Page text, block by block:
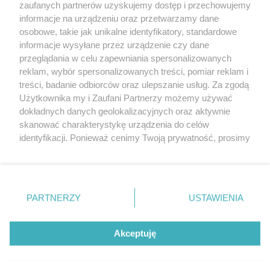
Skradzioną broń trzymał w mieszkaniu
POGODA
18℃
Zobacz prognozę na 3 dni
Copyright © 2022 Kurier Szczeciński sp. z o.o.
Wszelkie prawa zastrzeżone
Nota wydawnicza
Nota prawna
Polityka prywatności
Reklama
zaufanych partnerów uzyskujemy dostęp i przechowujemy
informacje na urządzeniu oraz przetwarzamy dane
osobowe, takie jak unikalne identyfikatory, standardowe
informacje wysyłane przez urządzenie czy dane
przeglądania w celu zapewniania spersonalizowanych
reklam, wybór spersonalizowanych treści, pomiar reklam i
treści, badanie odbiorców oraz ulepszanie usług. Za zgodą
Użytkownika my i Zaufani Partnerzy możemy używać
dokładnych danych geolokalizacyjnych oraz aktywnie
skanować charakterystykę urządzenia do celów
identyfikacji. Ponieważ cenimy Twoją prywatność, prosimy
prywatności znajdujący się w lewym dolnym rogu strony
. Niektóre rodzaje przetwarzania danych nie wymagają
takiemu przetwarzaniu. Preferencje będą miały
zastosowania tylko na tej witrynie.
PARTNERZY USTAWIENIA
Akceptuję